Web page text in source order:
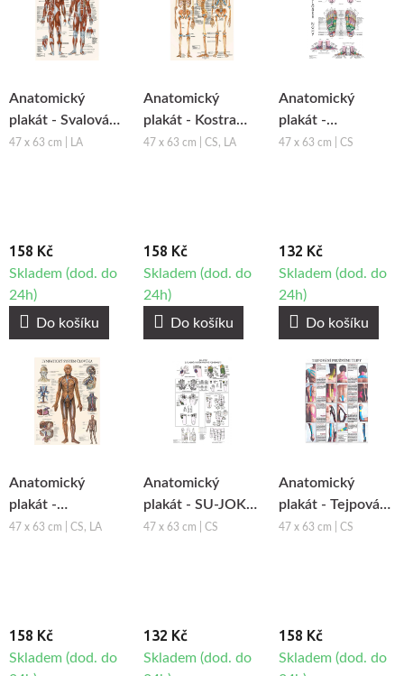
Anatomický
plakát - Svalová
soustava člověka
47 x 63 cm | LA
158 Kč
Skladem (dod. do
24h)
Do košíku
Anatomický
plakát - Kostra
člověka
47 x 63 cm | CS, LA
158 Kč
Skladem (dod. do
24h)
Do košíku
Anatomický
plakát -
Reflexologie nohy
47 x 63 cm | CS
132 Kč
Skladem (dod. do
24h)
Do košíku
Anatomický
plakát -
Lymfatický
47 x 63 cm | CS, LA
158 Kč
Skladem (dod. do
Anatomický
plakát - SU-JOK -
základní systém
47 x 63 cm | CS
132 Kč
Skladem (dod. do
Anatomický
plakát - Tejpování
pružnými tejpy
47 x 63 cm | CS
158 Kč
Skladem (dod. do